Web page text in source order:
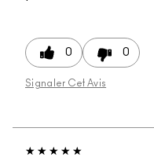
0 0
Signaler Cet Avis